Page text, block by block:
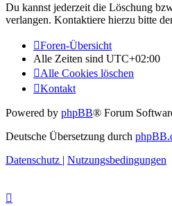
Du kannst jederzeit die Löschung
verlangen. Kontaktiere hierzu bitte
Foren-Übersicht
Alle Zeiten sind UTC+02:00
Alle Cookies löschen
Kontakt
Powered by phpBB® Forum
Deutsche Übersetzung durch
Datenschutz | Nutzungsbedingungen